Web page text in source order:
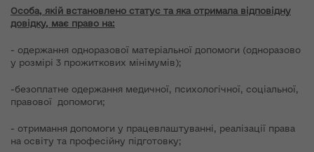
Особа, якій встановлено статус та яка отримала відповідну
довідку, має право на:
- одержання одноразової матеріальної допомоги (одноразово
у розмірі 3 прожиткових мінімумів);
-безоплатне одержання медичної, психологічної, соціальної,
правової допомоги;
- отримання допомоги у працевлаштуванні, реалізації права
на освіту та професійну підготовку;